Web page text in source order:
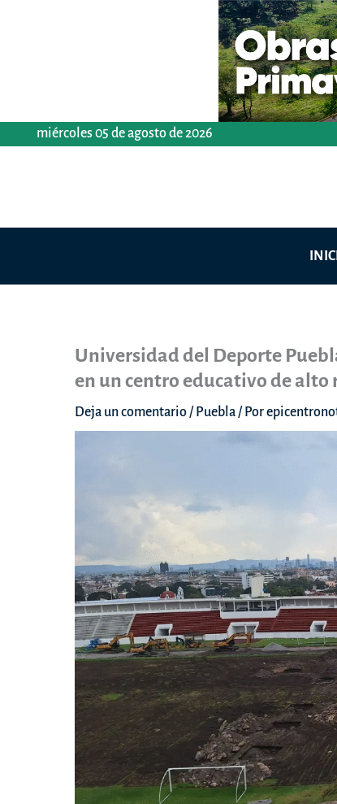
miércoles 05 de agosto de 2026
Universidad del Deporte
en un centro educativo de
Deja un comentario/ Puebla/ Por